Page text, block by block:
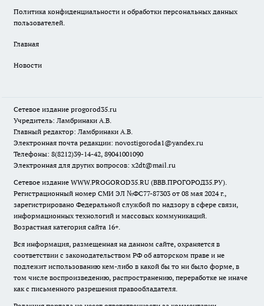
Политика конфиденциальности и обработки персональных данных
пользователей.
Главная
Новости
Сетевое издание progorod35.ru
Учредитель: Ламбринаки А.В.
Главный редактор: Ламбринаки А.В.
Электронная почта редакции: novostigoroda1@yandex.ru
Телефоны: 8(8212)39-14-42, 89041001090
Электронная для других вопросов: x2dt@mail.ru
Сетевое издание WWW.PROGOROD35.RU (ВВВ.ПРОГОРОД35.РУ).
Регистрационный номер СМИ ЭЛ №ФС77-87303 от 08 мая 2024 г.,
зарегистрировано Федеральной службой по надзору в сфере связи,
информационных технологий и массовых коммуникаций.
Возрастная категория сайта 16+.
Вся информация, размещенная на данном сайте, охраняется в
соответствии с законодательством РФ об авторском праве и не
подлежит использованию кем-либо в какой бы то ни было форме, в
том числе воспроизведению, распространению, переработке не иначе
как с письменного разрешения правообладателя.